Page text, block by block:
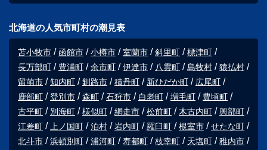
北海道の人気市町村の潮見表
苫小牧市 函館市 小樽市 室蘭市 斜里町
標津町
長万部町
豊浦町 余市町 伊達市 八雲町 島牧村
猿払村
留萌市
知内町 釧路市 積丹町 新ひだか町
広尾町
鹿部町
登別市 森町 石狩市 白老町 増毛町
豊頃町
古平町
別海町 様似町 網走市 松前町 木古内町
興部町
江差町
上ノ国町 泊村 岩内町 羅臼町 根室市
せたな町
北斗市
浜頓別町 浦河町 寿都町 枝幸町 天塩町
稚内市